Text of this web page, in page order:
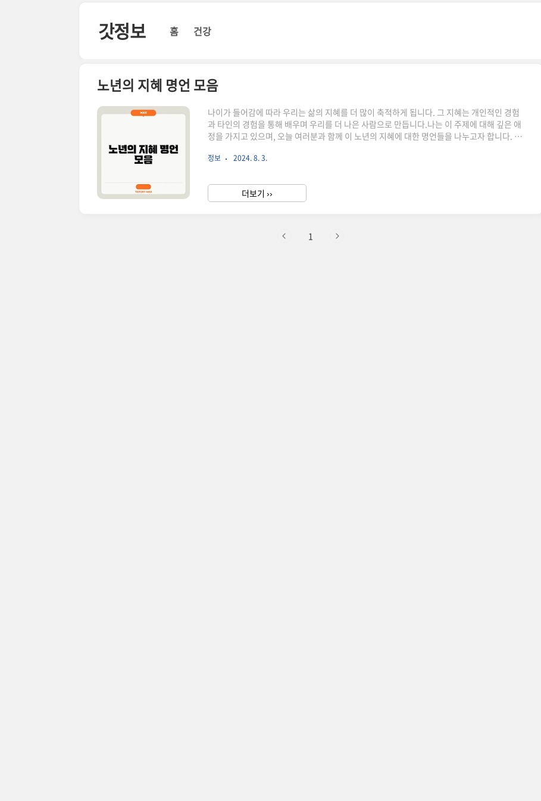
갓정보 홈 건강
노년의 지혜 명언 모음
나이가 들어감에 따라 우리는 삶의 지혜를 더 많이 축적하게 됩니다. 그 지혜는 개인적인 경험
과 타인의 경험을 통해 배우며 우리를 더 나은 사람으로 만듭니다.나는 이 주제에 대해 깊은 애
정을 가지고 있으며, 오늘 여러분과 함께 이 노년의 지혜에 대한 명언들을 나누고자 합니다. 이
이제 함께 이 명언들을 통해 삶의 지혜를 찾아봅시다. 💡 "노년의 지혜 발견하기" 바로 확인하
의미를 깨닫습니다. 이 과정은 각자의 경험을 통해 얻어지는 것으로, 삶의 의미를 찾기 위해서
는 때로는 고난과 역경을 겪기도 합니다. 예를 들어, 공자..
정보 2024. 8. 3.
더보기 ››
1